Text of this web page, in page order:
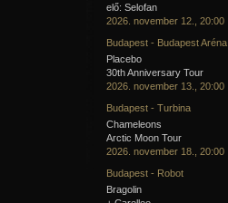
elő: Selofan
2026. november 12., 20:00
Budapest - Budapest Aréna
Placebo
30th Anniversary Tour
2026. november 13., 20:00
Budapest - Turbina
Chameleons
Arctic Moon Tour
2026. november 18., 20:00
Budapest - Robot
Bragolin